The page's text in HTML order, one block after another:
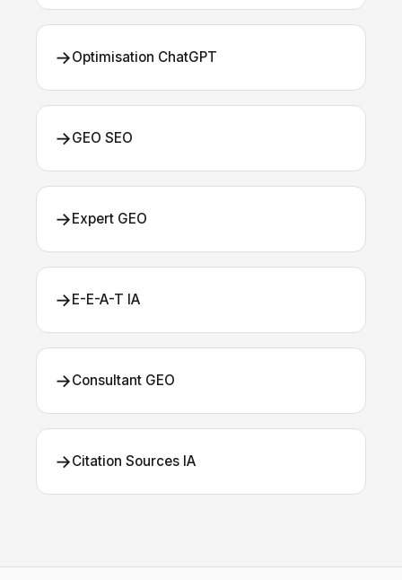
→Optimisation ChatGPT
→GEO SEO
→Expert GEO
→E-E-A-T IA
→Consultant GEO
→Citation Sources IA